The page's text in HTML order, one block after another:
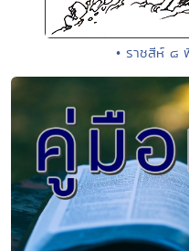
• ราชสีห์ ๘